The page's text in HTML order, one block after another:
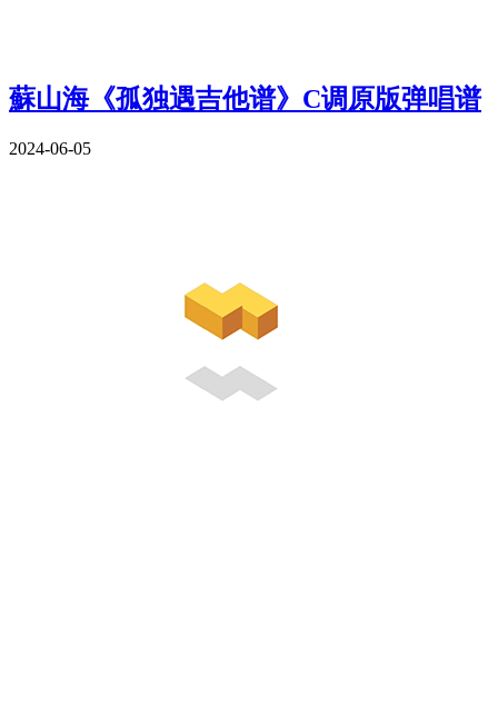
蘇山海《孤独遇吉他谱》C调原版弹唱谱
2024-06-05